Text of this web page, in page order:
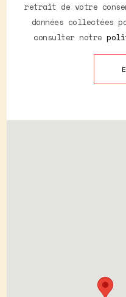
retrait de votre
données collectées
consulter notre